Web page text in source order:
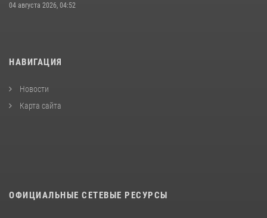
04 августа 2026, 04:52
НАВИГАЦИЯ
Новости
Карта сайта
ОФИЦИАЛЬНЫЕ СЕТЕВЫЕ РЕСУРСЫ